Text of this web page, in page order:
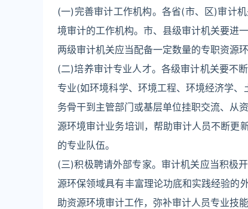
(一)完善审计工作机构。各省(市、区)审计
境审计的工作机构。市、县级审计机关要进
两级审计机关应当配备一定数量的专职资源
(二)培养审计专业人才。各级审计机关要不
专业(如环境科学、环境工程、环境经济学
务骨干到主管部门或基层单位挂职交流、从
源环境审计业务培训，帮助审计人员不断更
的专业队伍。
(三)积极聘请外部专家。审计机关应当积极
源环保领域具有丰富理论功底和实践经验的
助资源环境审计工作，弥补审计人员专业技